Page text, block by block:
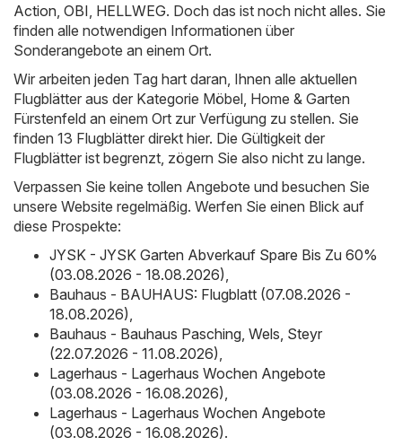
Action, OBI, HELLWEG. Doch das ist noch nicht alles. Sie
finden alle notwendigen Informationen über
Sonderangebote an einem Ort.
Wir arbeiten jeden Tag hart daran, Ihnen alle aktuellen
Flugblätter aus der Kategorie Möbel, Home & Garten
Fürstenfeld an einem Ort zur Verfügung zu stellen. Sie
finden 13 Flugblätter direkt hier. Die Gültigkeit der
Flugblätter ist begrenzt, zögern Sie also nicht zu lange.
Verpassen Sie keine tollen Angebote und besuchen Sie
unsere Website regelmäßig. Werfen Sie einen Blick auf
diese Prospekte:
JYSK - JYSK Garten Abverkauf Spare Bis Zu 60%
(03.08.2026 - 18.08.2026),
Bauhaus - BAUHAUS: Flugblatt (07.08.2026 -
18.08.2026),
Bauhaus - Bauhaus Pasching, Wels, Steyr
(22.07.2026 - 11.08.2026),
Lagerhaus - Lagerhaus Wochen Angebote
(03.08.2026 - 16.08.2026),
Lagerhaus - Lagerhaus Wochen Angebote
(03.08.2026 - 16.08.2026).